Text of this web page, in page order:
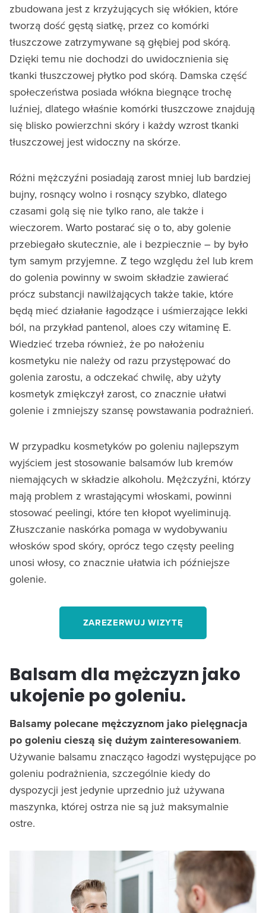
zbudowana jest z krzyżujących się włókien, które
tworzą dość gęstą siatkę, przez co komórki
tłuszczowe zatrzymywane są głębiej pod skórą.
Dzięki temu nie dochodzi do uwidocznienia się
tkanki tłuszczowej płytko pod skórą. Damska część
społeczeństwa posiada włókna biegnące trochę
luźniej, dlatego właśnie komórki tłuszczowe znajdują
się blisko powierzchni skóry i każdy wzrost tkanki
tłuszczowej jest widoczny na skórze.
Różni mężczyźni posiadają zarost mniej lub bardziej
bujny, rosnący wolno i rosnący szybko, dlatego
czasami golą się nie tylko rano, ale także i
wieczorem. Warto postarać się o to, aby golenie
przebiegało skutecznie, ale i bezpiecznie – by było
tym samym przyjemne. Z tego względu żel lub krem
do golenia powinny w swoim składzie zawierać
prócz substancji nawilżających także takie, które
będą mieć działanie łagodzące i uśmierzające lekki
ból, na przykład pantenol, aloes czy witaminę E.
Wiedzieć trzeba również, że po nałożeniu
kosmetyku nie należy od razu przystępować do
golenia zarostu, a odczekać chwilę, aby użyty
kosmetyk zmiękczył zarost, co znacznie ułatwi
golenie i zmniejszy szansę powstawania podrażnień.
W przypadku kosmetyków po goleniu najlepszym
wyjściem jest stosowanie balsamów lub kremów
niemających w składzie alkoholu. Mężczyźni, którzy
mają problem z wrastającymi włoskami, powinni
stosować peelingi, które ten kłopot wyeliminują.
Złuszczanie naskórka pomaga w wydobywaniu
włosków spod skóry, oprócz tego częsty peeling
unosi włosy, co znacznie ułatwia ich późniejsze
golenie.
ZAREZERWUJ WIZYTĘ
Balsam dla mężczyzn jako
ukojenie po goleniu.
Balsamy polecane mężczyznom jako pielęgnacja
po goleniu cieszą się dużym zainteresowaniem.
Używanie balsamu znacząco łagodzi występujące po
goleniu podrażnienia, szczególnie kiedy do
dyspozycji jest jedynie uprzednio już używana
maszynka, której ostrza nie są już maksymalnie
ostre.